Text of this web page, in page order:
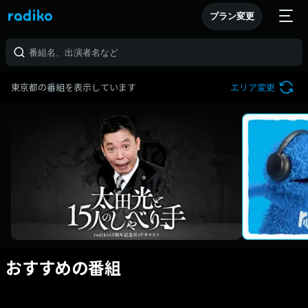
プラン変更
東京都の番組を表示しています エリア変更
おすすめの番組